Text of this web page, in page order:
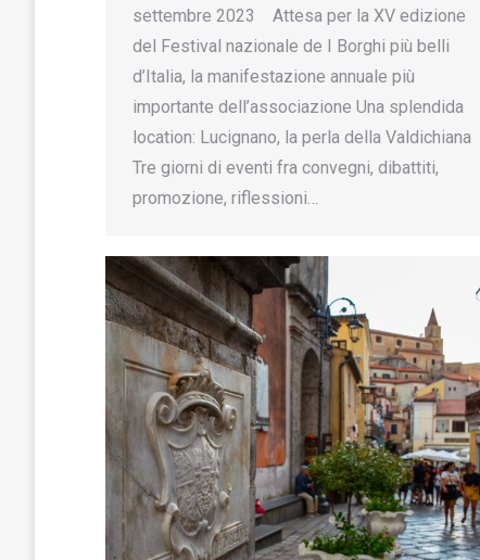
settembre 2023 Attesa per la XV edizione
del Festival nazionale de I Borghi più belli
d’Italia, la manifestazione annuale più
importante dell’associazione Una splendida
location: Lucignano, la perla della Valdichiana
Tre giorni di eventi fra convegni, dibattiti,
promozione, riflessioni…